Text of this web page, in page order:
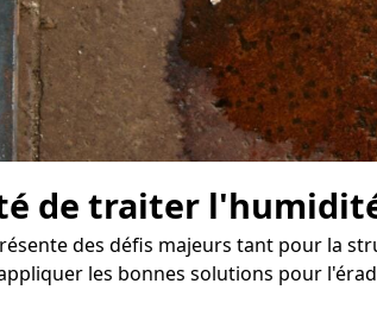
de traiter
des défis majeurs tant pour la
les bonnes solutions pour